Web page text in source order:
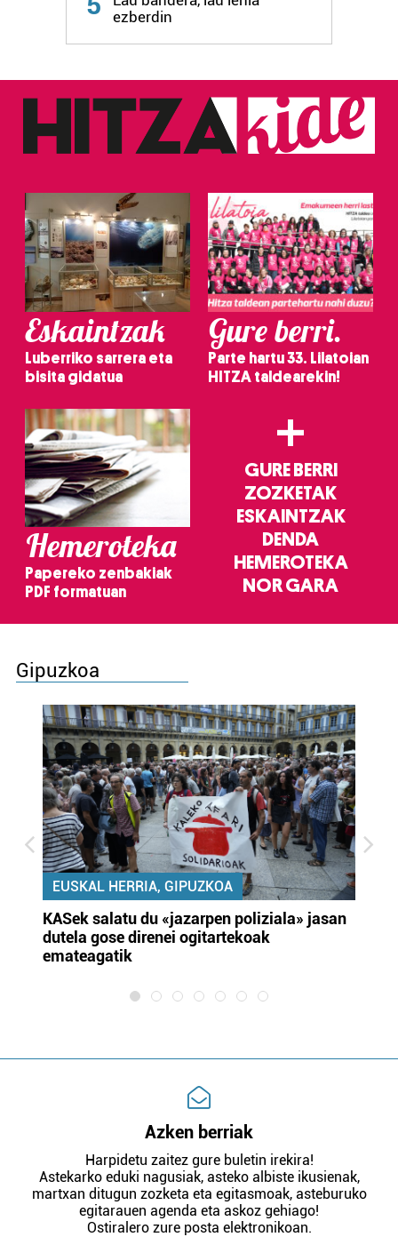
ezberdin
Eskaintzak
Luberriko sarrera eta
bisita gidatua
Gure berri.
Parte hartu 33. Lilatoian
HITZA taldearekin!
Hemeroteka
Papereko zenbakiak
PDF formatuan
+
GURE BERRI
ZOZKETAK
ESKAINTZAK
DENDA
HEMEROTEKA
NOR GARA
Gipuzkoa
EUSKAL HERRIA, GIPUZKOA
KASek salatu du «jazarpen poliziala» jasan
dutela gose direnei ogitartekoak
emateagatik
Azken berriak
Harpidetu zaitez gure buletin irekira!
Astekarko eduki nagusiak, asteko albiste ikusienak,
martxan ditugun zozketa eta egitasmoak, asteburuko
egitarauen agenda eta askoz gehiago!
Ostiralero zure posta elektronikoan.